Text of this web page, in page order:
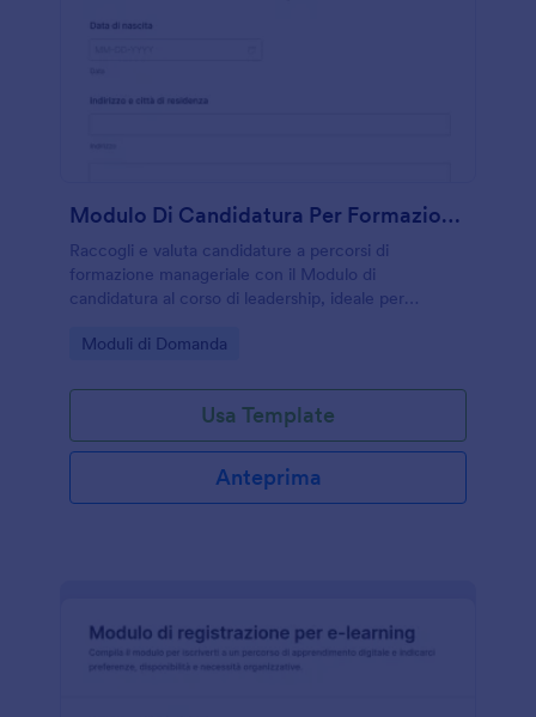
Modulo Di Candidatura Per Formazione Manageriale
Raccogli e valuta candidature a percorsi di
formazione manageriale con il Modulo di
candidatura al corso di leadership, ideale per
raccolta dati e ogni invio del modulo in modo
Go to Category:
Moduli di Domanda
Usa Template
Anteprima